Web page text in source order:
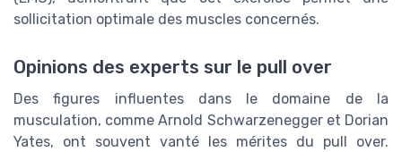
sollicitation optimale des muscles concernés.
Opinions des experts sur le pull over
Des figures influentes dans le domaine de la
musculation, comme Arnold Schwarzenegger et Dorian
Yates, ont souvent vanté les mérites du pull over.